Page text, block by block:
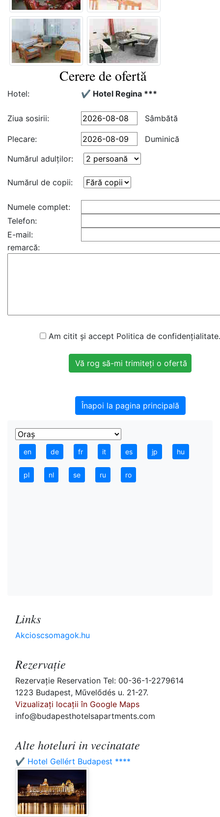
Cerere de ofertă
Hotel: ✔️ Hotel Regina ***
Ziua sosirii: Sâmbătă
Plecare:
Duminică
Numărul adulţilor:
Numărul de copii:
Numele complet:
Telefon:
E-mail:
remarcă:
Am citit și accept Politica de confidențialitate.
Înapoi la pagina principală
en de fr it es jp hu
pl nl se ru ro
Links
Akcioscsomagok.hu
Rezervaţie
Rezervaţie Reservation Tel: 00-36-1-2279614
1223 Budapest, Művelődés u. 21-27.
Vizualizați locații în Google Maps
info@budapesthotelsapartments.com
Alte hoteluri in vecinatate
✔️ Hotel Gellért Budapest ****